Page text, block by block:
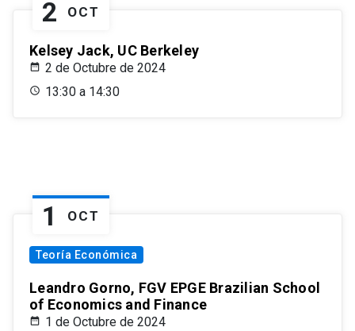
2 OCT
Kelsey Jack, UC Berkeley
2 de Octubre de 2024
13:30 a 14:30
1 OCT
Teoría Económica
Leandro Gorno, FGV EPGE Brazilian School
of Economics and Finance
1 de Octubre de 2024